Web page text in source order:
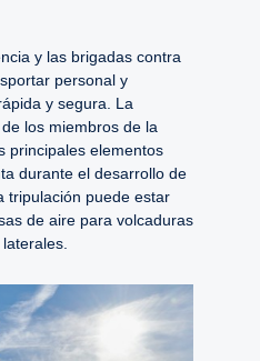
y las brigadas contra
personal y
y segura. La
los miembros de la
principales elementos
durante el desarrollo de
tripulación puede estar
de aire para volcaduras